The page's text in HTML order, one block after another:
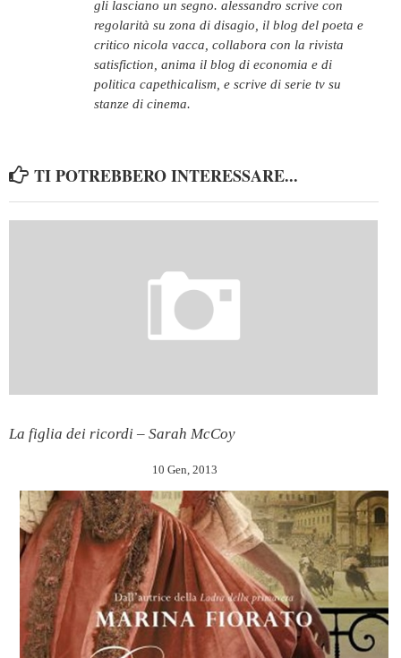
gli lasciano un segno. alessandro scrive con
regolarità su zona di disagio, il blog del poeta e
critico nicola vacca, collabora con la rivista
satisfiction, anima il blog di economia e di
politica capethicalism, e scrive di serie tv su
stanze di cinema.
TI POTREBBERO INTERESSARE...
La figlia dei ricordi – Sarah McCoy
10 Gen, 2013